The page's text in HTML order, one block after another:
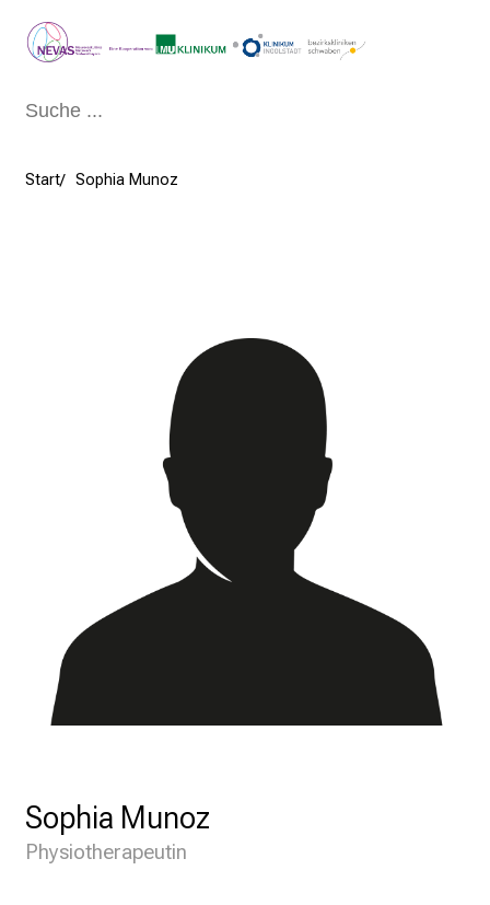
Start Sophia Munoz
Sophia Munoz
Physiotherapeutin